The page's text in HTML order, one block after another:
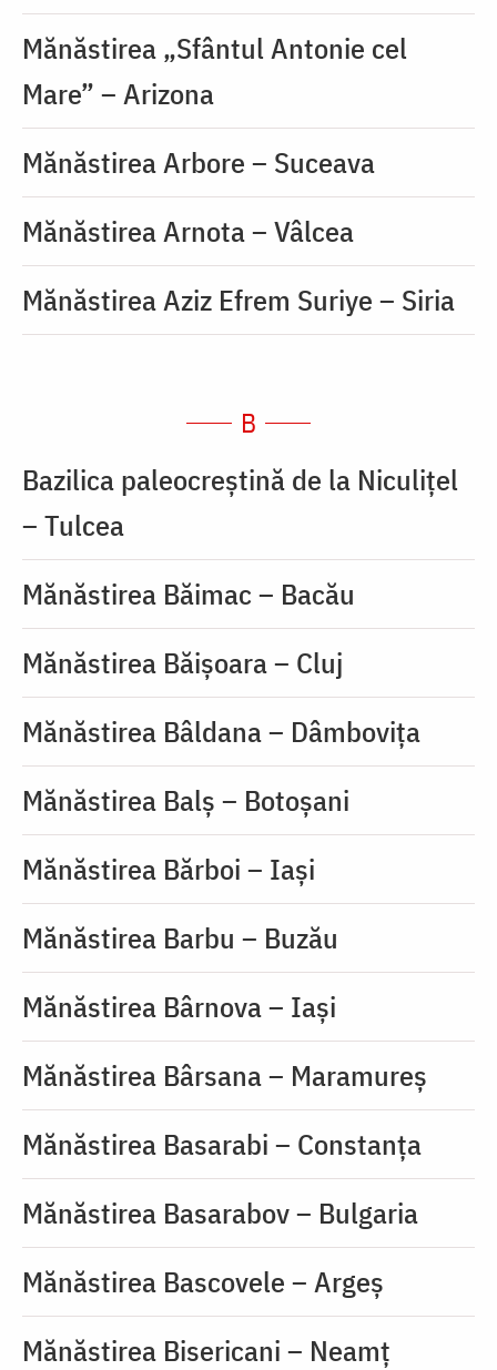
Mănăstirea „Sfântul Antonie cel
Mare” – Arizona
Mănăstirea Arbore – Suceava
Mănăstirea Arnota – Vâlcea
Mănăstirea Aziz Efrem Suriye – Siria
B
Bazilica paleocreștină de la Niculițel
– Tulcea
Mănăstirea Băimac – Bacău
Mănăstirea Băișoara – Cluj
Mănăstirea Bâldana – Dâmbovița
Mănăstirea Balș – Botoșani
Mănăstirea Bărboi – Iași
Mănăstirea Barbu – Buzău
Mănăstirea Bârnova – Iaşi
Mănăstirea Bârsana – Maramureș
Mănăstirea Basarabi – Constanța
Mănăstirea Basarabov – Bulgaria
Mănăstirea Bascovele – Argeș
Mănăstirea Bisericani – Neamț